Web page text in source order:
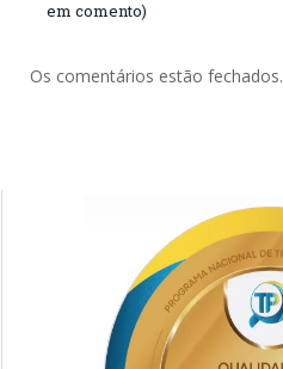
em comento)
Os comentários estão fechados.